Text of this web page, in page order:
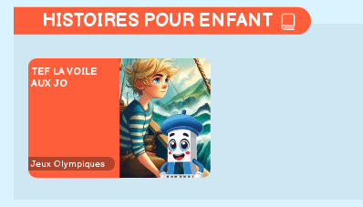
HISTOIRES POUR ENFANT
TEF LA VOILE
AUX JO
Jeux Olympiques